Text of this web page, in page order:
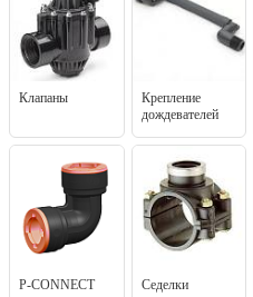
Клапаны
Крепление
дождевателей
P-CONNECT
Седелки